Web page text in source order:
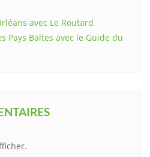
avec Le Routard
Pays Baltes avec le Guide du